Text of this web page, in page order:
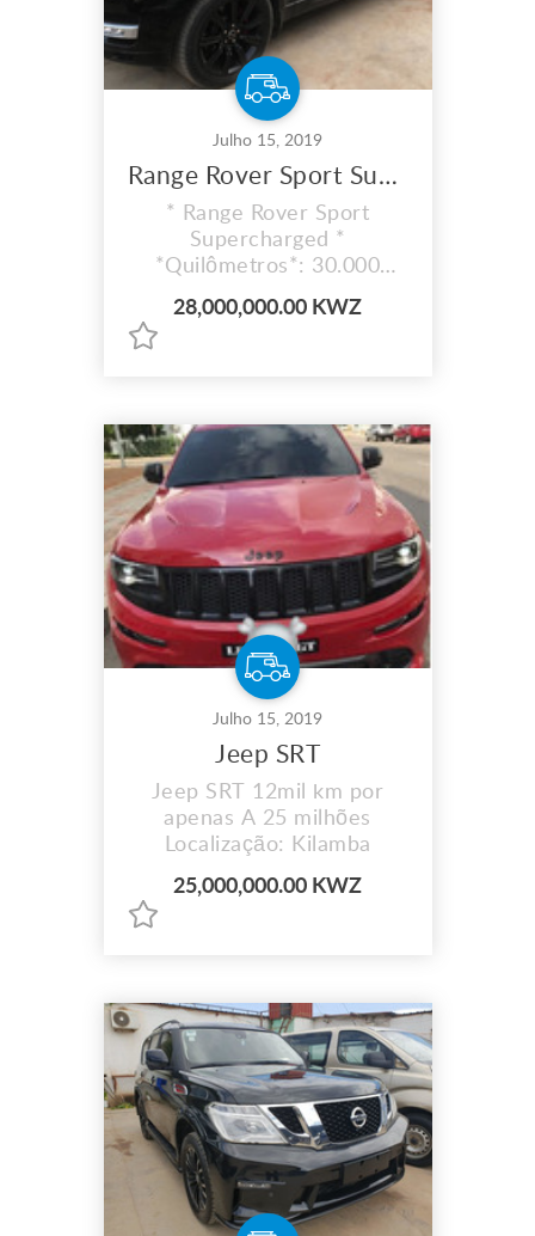
Julho 15, 2019
Range Rover Sport Supercharged
* Range Rover Sport
Supercharged *
*Quilômetros*: 30.000
Gasolina *Ano*: 2016
```Desenhado pra ter luxo
um motor 5.0
supercharged, 510 cavalos
com um sistema de
transmissão automática de
8 velocidades, monitoração
de ponto cego...
28,000,000.00 KWZ
Julho 15, 2019
Jeep SRT
Jeep SRT 12mil km por
apenas A 25 milhões
Localização: Kilamba
25,000,000.00 KWZ